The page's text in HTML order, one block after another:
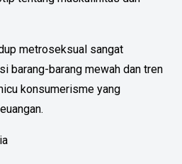
metroseksual sangat
barang-barang mewah dan tren
konsumerisme yang